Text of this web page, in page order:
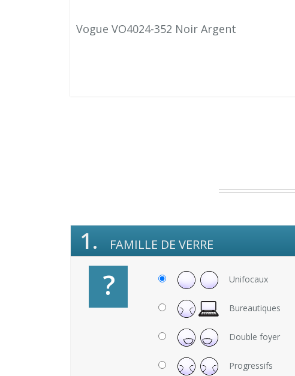
Vogue VO4024-352 Noir Argent
1. FAMILLE DE VERRE
? Unifocaux
Bureautiques
Double foyer
Progressifs